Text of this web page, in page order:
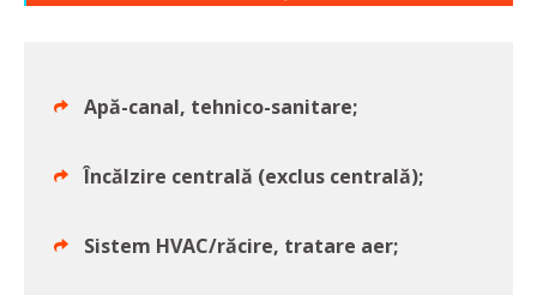
Apă-canal, tehnico-sanitare;
Încălzire centrală (exclus centrală);
Sistem HVAC/răcire, tratare aer;